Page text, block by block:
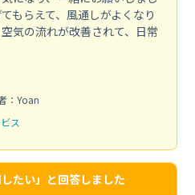
もらえて、風通しがよくなり
気の流れが改善されて、日常
：Yoan
ス
たい」と回答しました